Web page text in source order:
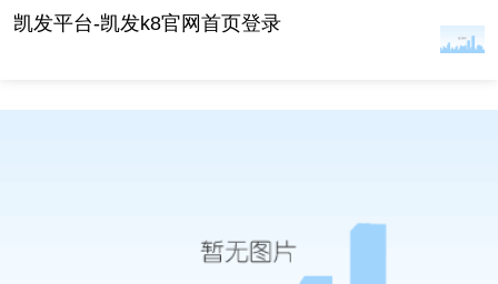
越秀集团“领秀四期”拓展活动 -凯发平台
凯发平台-凯发k8官网首页登录